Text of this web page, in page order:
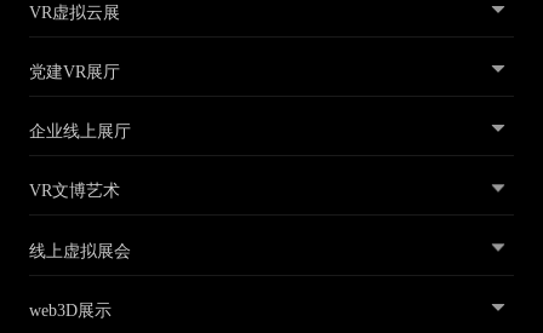
VR虚拟云展
党建VR展厅
企业线上展厅
VR文博艺术
线上虚拟展会
web3D展示